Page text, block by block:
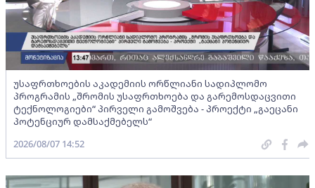
უსაფრთხოების აკადემიის ორწლიანი სადიპლომო
პროგრამის „შრომის უსაფრთხოება და გარემოსდაცვითი
ტექნოლოგიები“ პირველი გამოშვება - პროექტი „გაეცანი
პოტენციურ დამსაქმებელს“
2026/08/07 14:52